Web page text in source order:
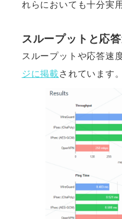
れらにおいても十分実
スループットと応
スループットや応答速
ジに掲載されています